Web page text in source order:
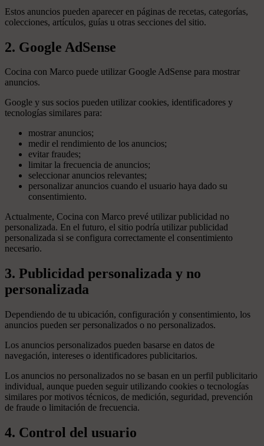
Estos anuncios pueden aparecer en páginas de recetas, categorías,
colecciones, artículos, guías u otras secciones del sitio.
2. Google AdSense
Cocina con Marco puede utilizar Google AdSense para mostrar
anuncios.
Google y sus socios pueden utilizar cookies, identificadores y
tecnologías similares para:
mostrar anuncios;
medir el rendimiento de los anuncios;
evitar fraudes;
limitar la frecuencia de anuncios;
seleccionar anuncios relevantes;
personalizar anuncios cuando el usuario haya dado su
consentimiento.
Actualmente, Cocina con Marco prevé utilizar publicidad no
personalizada. En el futuro, el sitio podría utilizar publicidad
personalizada si se configura correctamente el consentimiento
necesario.
3. Publicidad personalizada y no
personalizada
Dependiendo de tu ubicación, configuración y consentimiento, los
anuncios pueden ser personalizados o no personalizados.
Los anuncios personalizados pueden basarse en datos de
navegación, intereses o identificadores publicitarios.
Los anuncios no personalizados no se basan en un perfil publicitario
individual, aunque pueden seguir utilizando cookies o tecnologías
similares por motivos técnicos, de medición, seguridad, prevención
de fraude o limitación de frecuencia.
4. Control del usuario